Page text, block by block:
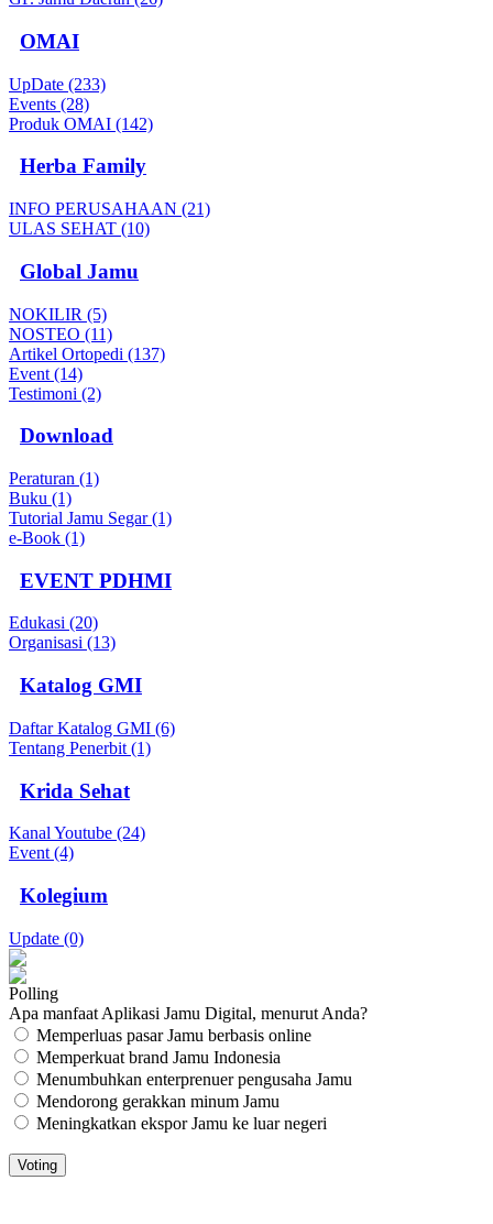
OMAI
UpDate (233)
Events (28)
Produk OMAI (142)
Herba Family
INFO PERUSAHAAN (21)
ULAS SEHAT (10)
Global Jamu
NOKILIR (5)
NOSTEO (11)
Artikel Ortopedi (137)
Event (14)
Testimoni (2)
Download
Peraturan (1)
Buku (1)
Tutorial Jamu Segar (1)
e-Book (1)
EVENT PDHMI
Edukasi (20)
Organisasi (13)
Katalog GMI
Daftar Katalog GMI (6)
Tentang Penerbit (1)
Krida Sehat
Kanal Youtube (24)
Event (4)
Kolegium
Update (0)
Polling
Apa manfaat Aplikasi Jamu Digital, menurut Anda?
Memperluas pasar Jamu berbasis online
Memperkuat brand Jamu Indonesia
Menumbuhkan enterprenuer pengusaha Jamu
Mendorong gerakkan minum Jamu
Meningkatkan ekspor Jamu ke luar negeri